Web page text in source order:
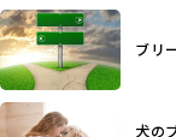
さらに、書類審査
際の飼育環境やブ
す。こうしたサイ
あり、実際の現場
利優先の「悪徳ブ
ヨーロッパ諸国で
日本ではいまだ行
優良ブリーダーは
を大切にするため
一方、営利優先
ブリ
犬の